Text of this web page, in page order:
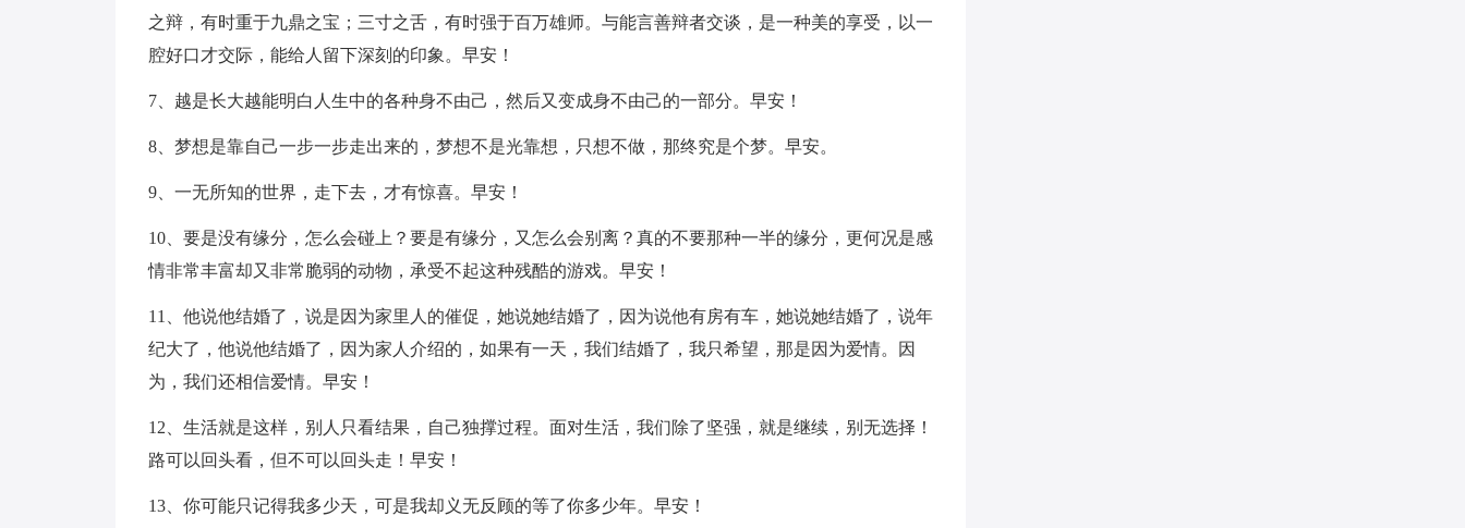
之辩，有时重于九鼎之宝；三寸之舌，有时强于百万雄师。与能言善辩者交谈，是一种美的享受，以一
腔好口才交际，能给人留下深刻的印象。早安！
7、越是长大越能明白人生中的各种身不由己，然后又变成身不由己的一部分。早安！
8、梦想是靠自己一步一步走出来的，梦想不是光靠想，只想不做，那终究是个梦。早安。
9、一无所知的世界，走下去，才有惊喜。早安！
10、要是没有缘分，怎么会碰上？要是有缘分，又怎么会别离？真的不要那种一半的缘分，更何况是感
情非常丰富却又非常脆弱的动物，承受不起这种残酷的游戏。早安！
11、他说他结婚了，说是因为家里人的催促，她说她结婚了，因为说他有房有车，她说她结婚了，说年
纪大了，他说他结婚了，因为家人介绍的，如果有一天，我们结婚了，我只希望，那是因为爱情。因
为，我们还相信爱情。早安！
12、生活就是这样，别人只看结果，自己独撑过程。面对生活，我们除了坚强，就是继续，别无选择！
路可以回头看，但不可以回头走！早安！
13、你可能只记得我多少天，可是我却义无反顾的等了你多少年。早安！